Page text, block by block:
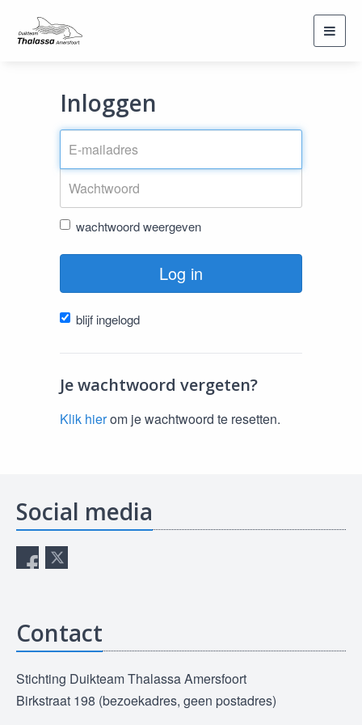
Inloggen
wachtwoord weergeven
Log in
blijf ingelogd
Je wachtwoord vergeten?
Klik hierom je wachtwoord te resetten.
Social media
Contact
Stichting Duikteam Thalassa Amersfoort
Birkstraat 198 (bezoekadres, geen postadres)